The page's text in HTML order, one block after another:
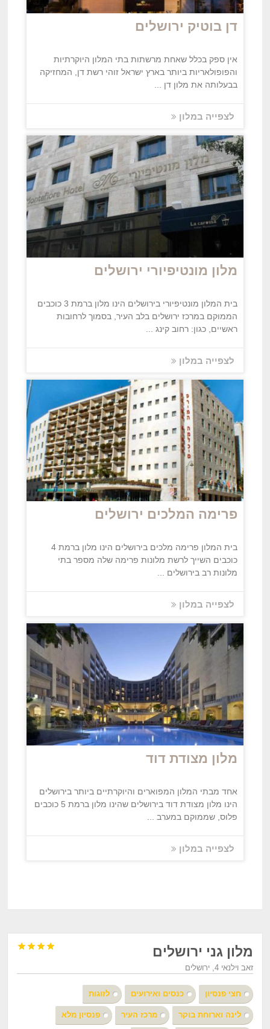
דן בוטיק ירושלים
אין ספק בכלל שאחת מרשתות בתי המלון היוקרתיות
והפופולאריות ביותר בארץ ישראל זוהי רשת דן, המחזיקה
בבעלותה את מלון דן ...
לצפייה במלון
מלון מונטיפיורי ירושלים
בית המלון מונטיפיורי בירושלים הינו מלון ברמת 3 כוכבים
הממוקם במרכז ירושלים בלב העיר, בסמוך לרחובות
ראשיים, כגון: רחוב קינג ...
לצפייה במלון
פרימה המלכים ירושלים
בית המלון פרימה מלכים בירושלים הינו מלון ברמת 4
כוכבים השייך לרשת מלונות פרימה שלה מספר בתי
מלונות רב בירושלים ...
לצפייה במלון
מלון מצודת דוד
אחד מבתי המלון המפוארים והיוקרתיים ביותר בירושלים
הינו מלון מצודת דוד בירושלים שהינו מלון ברמת 5 כוכבים
פלוס, שממוקם במערב ...
לצפייה במלון
מלון גני ירושלים 



זאב וילנאי 4, ירושלים
חצי פנסיון כנסים ואירועים לזוגות
לינה וארוחת בוקר מרכז העיר פנסיון מלא